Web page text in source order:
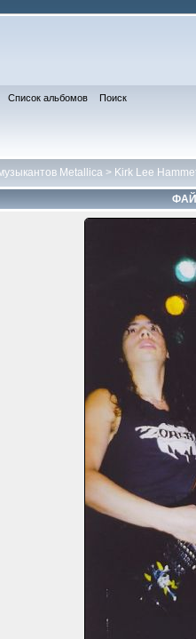
Список альбомов Поиск
Metallica > Kirk Lee